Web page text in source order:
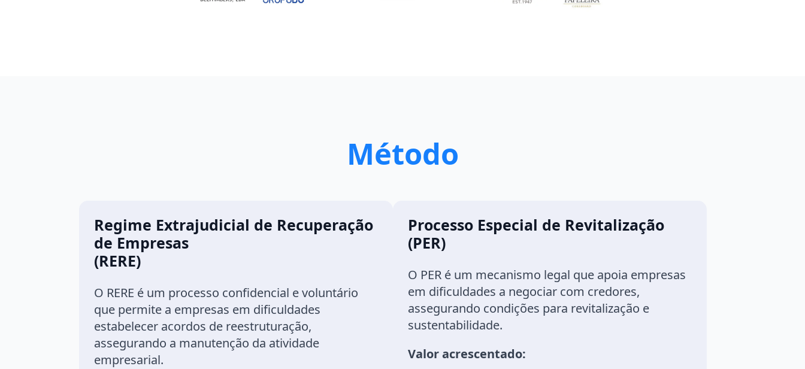
Método
Regime Extrajudicial de Recuperação
de Empresas
(RERE)
O RERE é um processo confidencial e voluntário
que permite a empresas em dificuldades
estabelecer acordos de reestruturação,
assegurando a manutenção da atividade
empresarial.
Processo Especial de Revitalização
(PER)
O PER é um mecanismo legal que apoia empresas
em dificuldades a negociar com credores,
assegurando condições para revitalização e
sustentabilidade.
Valor acrescentado: